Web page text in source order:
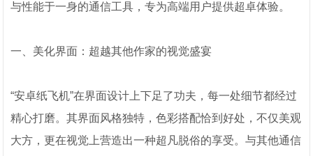
与性能于一身的通信工具，专为高端用户提供超卓体验。
一、美化界面：超越其他作家的视觉盛宴
“安卓纸飞机”在界面设计上下足了功夫，每一处细节都经过
精心打磨。其界面风格独特，色彩搭配恰到好处，不仅美观
大方，更在视觉上营造出一种超凡脱俗的享受。与其他通信